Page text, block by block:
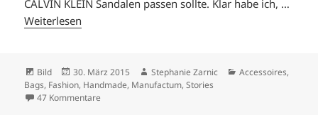
CALVIN KLEIN Sandalen passen sollte. Klar habe ich, …
Weiterlesen
Format
Bild
Veröffentlicht
am
30. März 2015 Autor
Stephanie Zarnic Kategorien
Accessoires,
Bags, Fashion, Handmade, Manufactum,Stories
47 Kommentare